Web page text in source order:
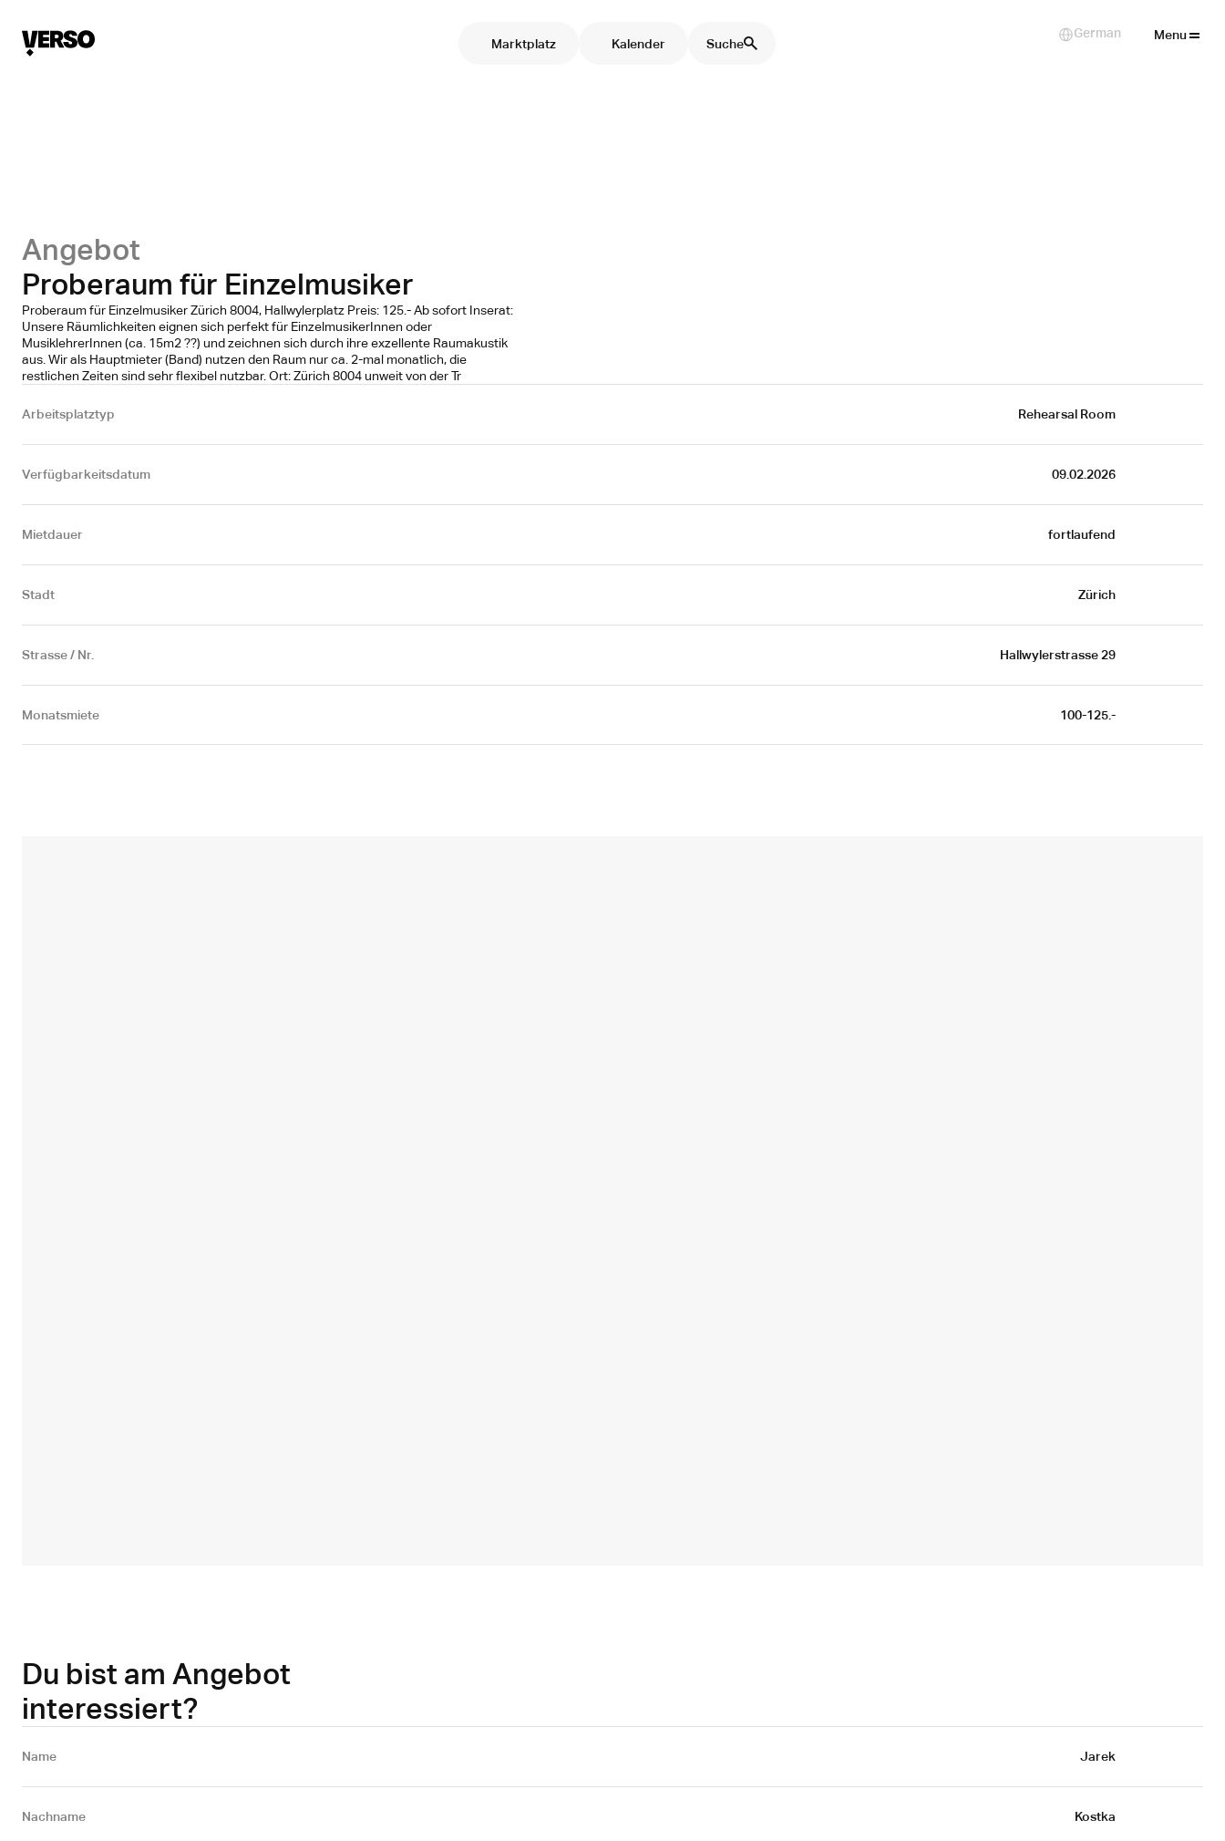
Angebot
Proberaum für Einzelmusiker
Proberaum für Einzelmusiker Zürich 8004, Hallwylerplatz Preis: 125.- Ab sofort Inserat:
Unsere Räumlichkeiten eignen sich perfekt für EinzelmusikerInnen oder
MusiklehrerInnen (ca. 15m2 ??) und zeichnen sich durch ihre exzellente Raumakustik
aus. Wir als Hauptmieter (Band) nutzen den Raum nur ca. 2-mal monatlich, die
restlichen Zeiten sind sehr flexibel nutzbar. Ort: Zürich 8004 unweit von der Tr
Arbeitsplatztyp Rehearsal Room
Verfügbarkeitsdatum 09.02.2026
Mietdauer fortlaufend
Stadt Zürich
Strasse / Nr. Hallwylerstrasse 29
Monatsmiete 100-125.-
Kalender Suche
Marktplatz
Menu
Select Language
German
Du bist am Angebot
interessiert?
Name Jarek
Nachname Kostka